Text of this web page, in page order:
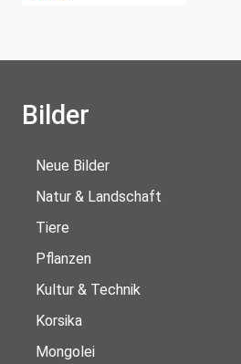
Bilder
Neue Bilder
Natur & Landschaft
Tiere
Pflanzen
Kultur & Technik
Korsika
Mongolei